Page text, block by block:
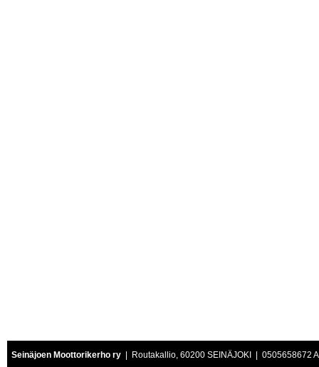
Seinäjoen Moottorikerho ry | Routakallio, 60200 SEINÄJOKI | 0505658672